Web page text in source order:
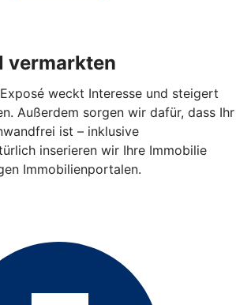
vermarkten
weckt Interesse und steigert
Außerdem sorgen wir dafür, dass Ihr
ist – inklusive
inserieren wir Ihre Immobilie
Immobilienportalen.